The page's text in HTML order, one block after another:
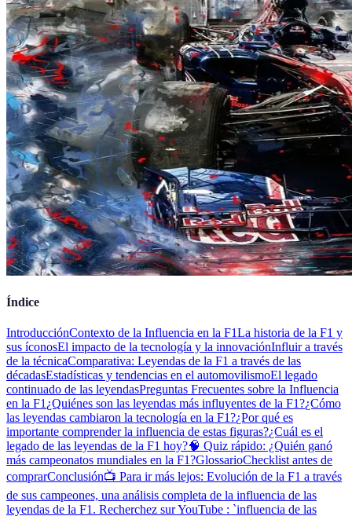
Índice
IntroducciónContexto de la Influencia en la F1La historia de la F1 y
sus íconosEl impacto de la tecnología y la innovaciónInfluir a través
de la técnicaComparativa: Leyendas de la F1 a través de las
décadasEstadísticas y tendencias en el automovilismoEl legado
continuado de las leyendasPreguntas Frecuentes sobre la Influencia
en la F1¿Quiénes son las leyendas más influyentes de la F1?¿Cómo
las leyendas cambiaron la tecnología en la F1?¿Por qué es
importante comprender la influencia de estas figuras?¿Cuál es el
legado de las leyendas de la F1 hoy?🧠 Quiz rápido: ¿Quién ganó
más campeonatos mundiales en la F1?GlossarioChecklist antes de
comprarConclusión📺 Para ir más lejos: Evolución de la F1 a través
de sus campeones, una análisis completa de la influencia de las
leyendas de la F1. Recherchez sur YouTube : `influencia de las